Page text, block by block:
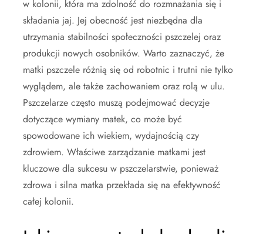
w kolonii, która ma zdolność do rozmnażania się i
składania jaj. Jej obecność jest niezbędna dla
utrzymania stabilności społeczności pszczelej oraz
produkcji nowych osobników. Warto zaznaczyć, że
matki pszczele różnią się od robotnic i trutni nie tylko
wyglądem, ale także zachowaniem oraz rolą w ulu.
Pszczelarze często muszą podejmować decyzje
dotyczące wymiany matek, co może być
spowodowane ich wiekiem, wydajnością czy
zdrowiem. Właściwe zarządzanie matkami jest
kluczowe dla sukcesu w pszczelarstwie, ponieważ
zdrowa i silna matka przekłada się na efektywność
całej kolonii.